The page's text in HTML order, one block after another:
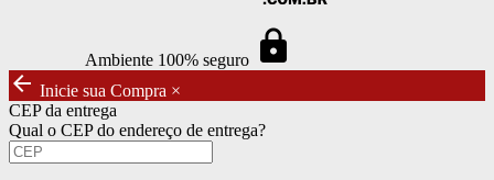
Ambiente 100% seguro https
arrow_back Inicie sua Compra ×
CEP da entrega
Qual o CEP do endereço de entrega?